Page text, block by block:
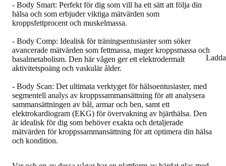
- Body Smart: Perfekt för dig som vill ha ett sätt att följa din
hälsa och som erbjuder viktiga mätvärden som
kroppsfettprocent och muskelmassa.
- Body Comp: Idealisk för träningsentusiaster som söker
avancerade mätvärden som fettmassa, mager kroppsmassa och
basalmetabolism. Den här vågen ger ett elektrodermalt
aktivitetspoäng och vaskulär ålder.
- Body Scan: Det ultimata verktyget för hälsoentusiaster, med
segmentell analys av kroppssammansättning för att analysera
sammansättningen av bål, armar och ben, samt ett
elektrokardiogram (EKG) för övervakning av hjärthälsa. Den
är idealisk för dig som behöver exakta och detaljerade
mätvärden för kroppssammansättning för att optimera din hälsa
och kondition.